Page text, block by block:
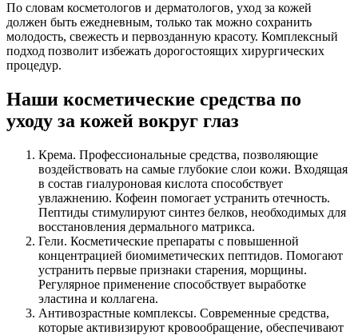
По словам косметологов и дерматологов, уход за кожей
должен быть ежедневным, только так можно сохранить
молодость, свежесть и первозданную красоту. Комплексный
подход позволит избежать дорогостоящих хирургических
процедур.
Наши косметические средства по
уходу за кожей вокруг глаз
Крема. Профессиональные средства, позволяющие
воздействовать на самые глубокие слои кожи. Входящая
в состав гиалуроновая кислота способствует
увлажнению. Кофеин помогает устранить отечность.
Пептиды стимулируют синтез белков, необходимых для
восстановления дермального матрикса.
Гели. Косметические препараты с повышенной
концентрацией биомиметических пептидов. Помогают
устранить первые признаки старения, морщины.
Регулярное применение способствует выработке
эластина и коллагена.
Антивозрастные комплексы. Современные средства,
которые активизируют кровообращение, обеспечивают